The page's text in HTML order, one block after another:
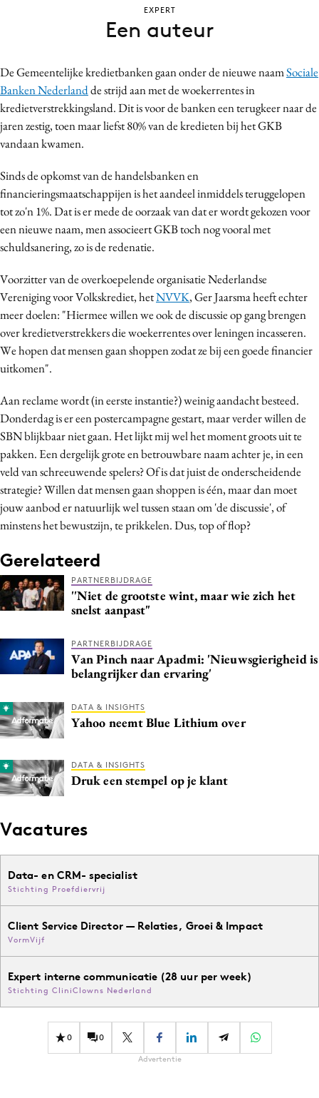
Contentmarketing
Craft
Customer Experience
Data & Insights
Digital transformation
Diversiteit
Effectiviteit
Gedragsverandering
Interne communicatie
Martech
Media
Merkstrategie
PR
Programmatic
Purpose Marketing
Reputatie & crisis
De Gemeentelijke kredietbanken gaan onder de nieuwe naamSociale
Banken Nederlandde strijd aan met de woekerrentes in
kredietverstrekkingsland. Dit is voor de banken een terugkeer naar de
jaren zestig, toen maar liefst 80% van de kredieten bij het GKB
vandaan kwamen.
Sinds de opkomst van de handelsbanken en
financieringsmaatschappijen is het aandeel inmiddels teruggelopen
tot zo'n 1%. Dat is er mede de oorzaak van dat er wordt gekozen voor
een nieuwe naam, men associeert GKB toch nog vooral met
schuldsanering, zo is de redenatie.
Voorzitter van de overkoepelende organisatie Nederlandse
Vereniging voor Volkskrediet, hetNVVK, Ger Jaarsma heeft echter
meer doelen: "Hiermee willen we ook de discussie op gang brengen
over kredietverstrekkers die woekerrentes over leningen incasseren.
We hopen dat mensen gaan shoppen zodat ze bij een goede financier
uitkomen".
Aan reclame wordt (in eerste instantie?) weinig aandacht besteed.
Donderdag is er een postercampagne gestart, maar verder willen de
SBN blijkbaar niet gaan. Het lijkt mij wel het moment groots uit te
pakken. Een dergelijk grote en betrouwbare naam achter je, in een
veld van schreeuwende spelers? Of is dat juist de onderscheidende
strategie? Willen dat mensen gaan shoppen is één, maar dan moet
jouw aanbod er natuurlijk wel tussen staan om 'de discussie', of
minstens het bewustzijn, te prikkelen. Dus, top of flop?
Gerelateerd
PARTNERBIJDRAGE
''Niet de grootste wint, maar wie zich het
snelst aanpast"
PARTNERBIJDRAGE
Van Pinch naar Apadmi: 'Nieuwsgierigheid is
belangrijker dan ervaring'
DATA & INSIGHTS
Yahoo neemt Blue Lithium over
DATA & INSIGHTS
Druk een stempel op je klant
Vacatures
Data- en CRM- specialist
Stichting Proefdiervrij
Client Service Director — Relaties, Groei & Impact
VormVijf
Expert interne communicatie (28 uur per week)
Stichting CliniClowns Nederland
0 0
Advertentie
EXPERT
Een auteur